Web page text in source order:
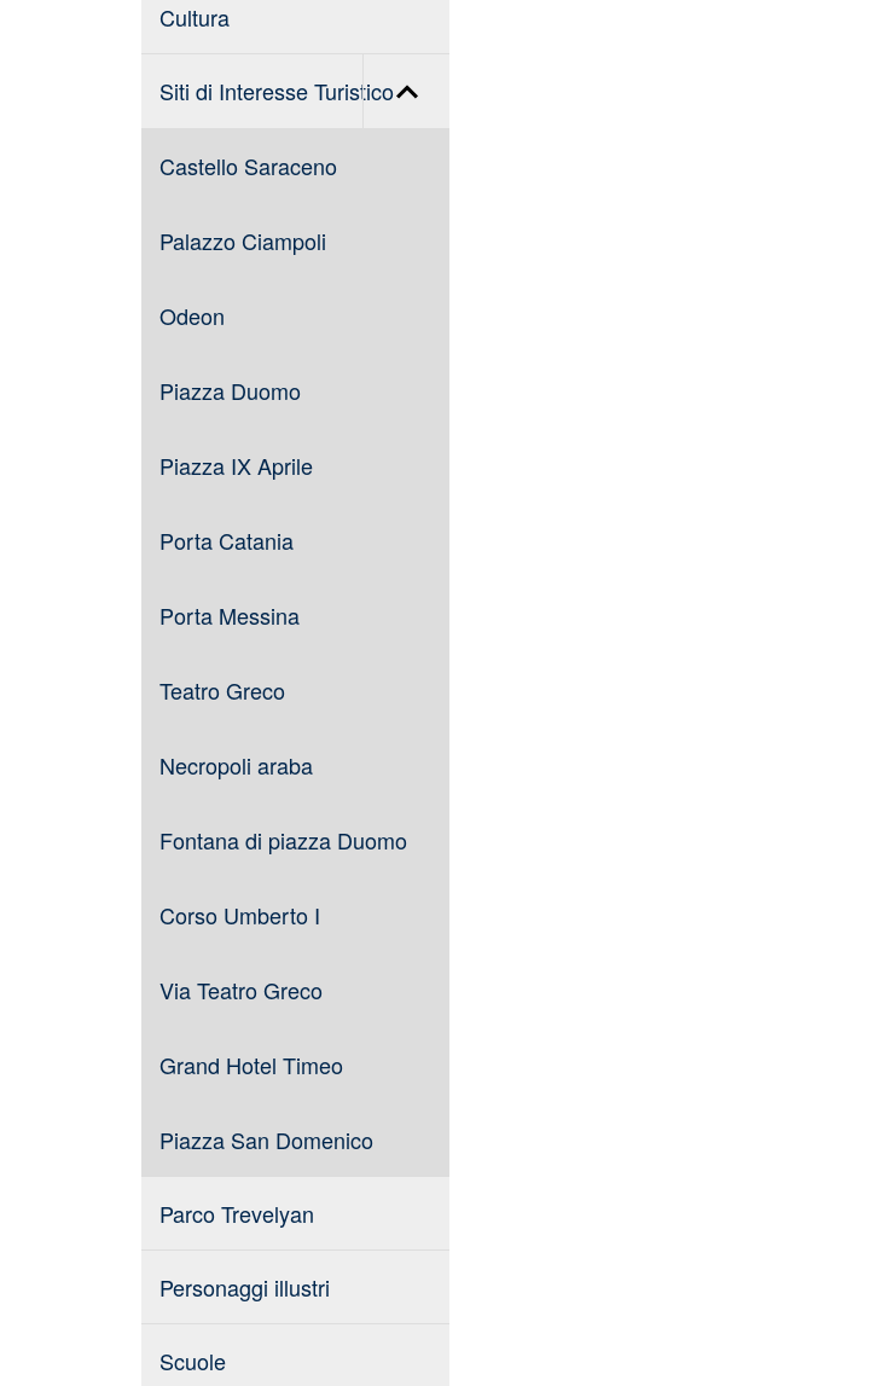
Cultura
Siti di Interesse Turistico
Castello Saraceno
Palazzo Ciampoli
Odeon
Piazza Duomo
Piazza IX Aprile
Porta Catania
Porta Messina
Teatro Greco
Necropoli araba
Fontana di piazza Duomo
Corso Umberto I
Via Teatro Greco
Grand Hotel Timeo
Piazza San Domenico
Parco Trevelyan
Personaggi illustri
Scuole